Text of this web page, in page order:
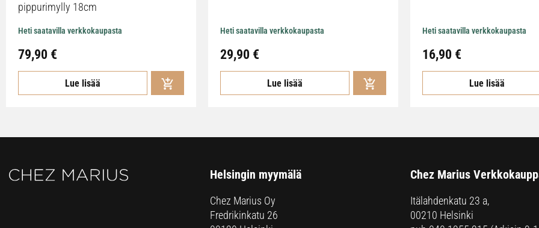
pippurimylly 18cm
Heti saatavilla verkkokaupasta
79,90 €
Lue lisää
Heti saatavilla verkkokaupasta
29,90 €
Lue lisää
Heti saatavilla verkkokaupasta
16,90 €
Lue lisää
Helsingin myymälä
Chez Marius Oy
Fredrikinkatu 26
Chez Marius
Itälahdenkatu 23 a,
00210 Helsinki